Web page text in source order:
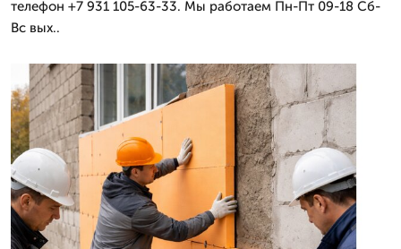
телефон +7 931 105-63-33. Мы работаем Пн-Пт 09-18 Сб-
Вс вых..